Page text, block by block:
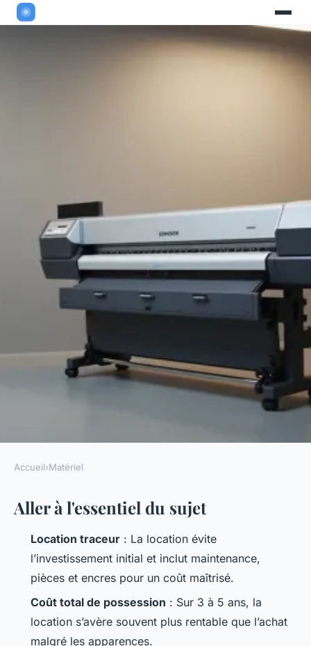
Pourquoi opter pour la
location d'un traceur grand
format ?
Séraphine 08/06/2026 16:27
Accueil›Matériel
Aller à l'essentiel du sujet
Location traceur : La location évite
l’investissement initial et inclut maintenance,
pièces et encres pour un coût maîtrisé.
Coût total de possession : Sur 3 à 5 ans, la
location s’avère souvent plus rentable que l’achat
malgré les apparences.